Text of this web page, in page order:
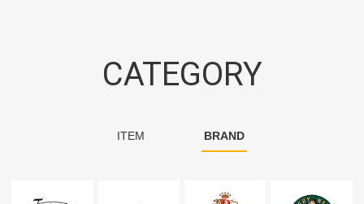
CATEGORY
ITEM BRAND